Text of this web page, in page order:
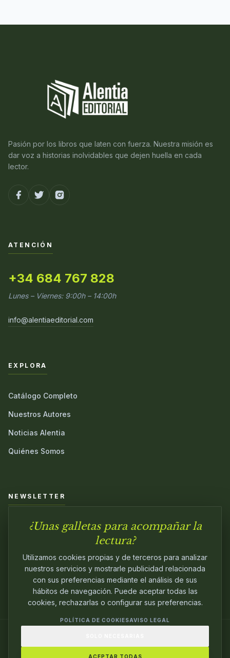
Pasión por los libros que laten con fuerza. Nuestra misión es
dar voz a historias inolvidables que dejen huella en cada
lector.
ATENCIÓN
+34 684 767 828
Lunes – Viernes: 9:00h – 14:00h
info@alentiaeditorial.com
EXPLORA
Catálogo Completo
Nuestros Autores
Noticias Alentia
Quiénes Somos
NEWSLETTER
Únete a nuestra comunidad y sé el primero en conocer las
PASIÓN.
¿Unas galletas para acompañar la
lectura?
Utilizamos cookies propias y de terceros para analizar
nuestros servicios y mostrarle publicidad relacionada
con sus preferencias mediante el análisis de sus
hábitos de navegación. Puede aceptar todas las
cookies, rechazarlas o configurar sus preferencias.
POLÍTICA DE COOKIESAVISO LEGAL
ACEPTAR TODAS